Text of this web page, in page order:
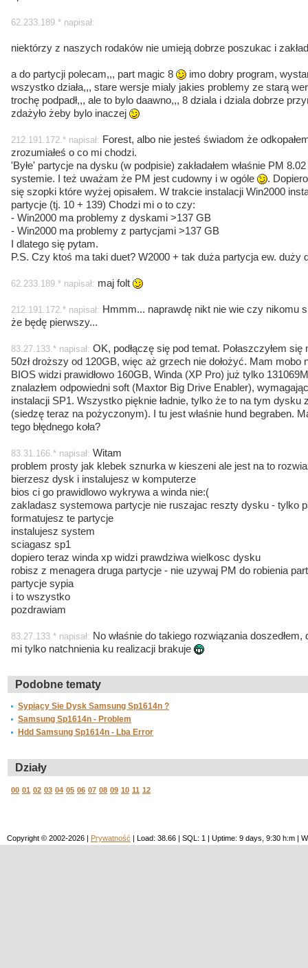
62.233.189.* napisał:
niektórzy z naszych rodaków nie umieją dobrze poszukac i
a do partycji polecam,,, part magic 8
imo dobry program,
wszystko działa,,, stare wersje mialy jakies problemy ze starą
trochę podpadł,,, ale to bylo daawno,,, 8 dziala i dziala dobrze
zdażyło żeby bylo inaczej
212.191.172.* napisał: Forest, albo nie jesteś świadom że
zrozumiałeś o co mi chodzi.
'Byłe' partycje na dysku (w podpisie) zakładałem właśnie PM
systemie. I też uważam że PM jest cudowny i w ogóle
.
się szopki które wyżej opisałem. W trakcie instalacji Win2000
partycje (tj. 10 + 139) Chodzi mi o to czy:
- Win2000 ma problemy z dyskami >137 GB
- Win2000 ma problemy z partycjami >137 GB
I dlatego się pytam.
P.S. Czy ktoś ma taki duet? W2000 + tak duża partycja ew. duży
62.233.189.* napisał: maj folt
212.191.172.* napisał: Hmmm... naprawdę nikt nie wie czy nikomu
że będę pierwszy...
83.27.133.* napisał: OK, podłączę się pod temat. Połaszczyłem
50zł droższy od 120GB, więc aż grzech nie dołożyć. Mam mobo
BIOS widzi prawidłowo 160GB, Winda (XP Pro) już tylko
znalazłem odpowiedni soft (Maxtor Big Drive Enabler),
instalacji SP1. Wszystko pięknie ładnie, tylko że to na tym
(siedzę teraz na pożyczonym). I tu jest właśnie hund begraben.
tego błędnego koła?
83.31.166.* napisał: Witam
problem prosty jak klebek sznurka w kieszeni ale jest na to
bierzesz dysk i instalujesz w komputerze
bios ci go prawidlowo wykrywa a winda nie:(
zakladasz systemowa partycje nie ruszajac reszty dysku - tylko
formatujesz te partycje
instalujesz system
sciagasz sp1
dopiero teraz winda xp widzi prawdziwa wielkosc dysku
robisz z menagera druga partycje - nie uzywaj PM do robienia
partycje sypia
i to wszystko
pozdrawiam
83.27.133.* napisał: No właśnie do takiego rozwiązania
mi tylko natchnienia ku realizacji brakuje
Podobne tematy
Sypiący Sie Dysk Samsung Sp1614n ?
Samsung Sp1614n - Problem
Hdd Samsung Sp1614n - Lba Error
Działy
00 01 02 03 04 05 06 07 08 09 10 11 12
Copyright © 2002-2026 | Prywatność | Load: 38.66 | SQL: 1 | Uptime: 9 days, 9:30 h:m |